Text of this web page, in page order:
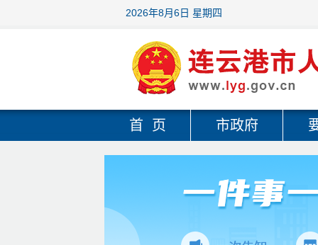
2026年8月6日 星期四
首 页 市政府